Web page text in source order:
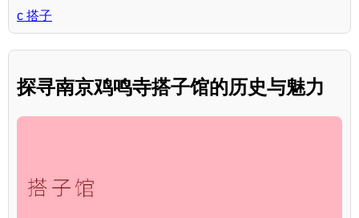
c 搭子
探寻南京鸡鸣寺搭子馆的历史与魅力